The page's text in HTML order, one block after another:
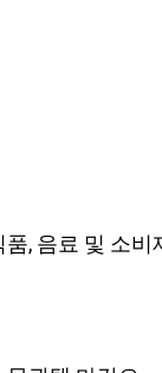
, 음료 및 소